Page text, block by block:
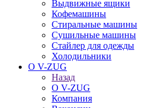
Выдвижные ящики
Кофемашины
Стиральные машины
Сушильные машины
Стайлер для одежды
Холодильники
О V-ZUG
Назад
О V-ZUG
Компания